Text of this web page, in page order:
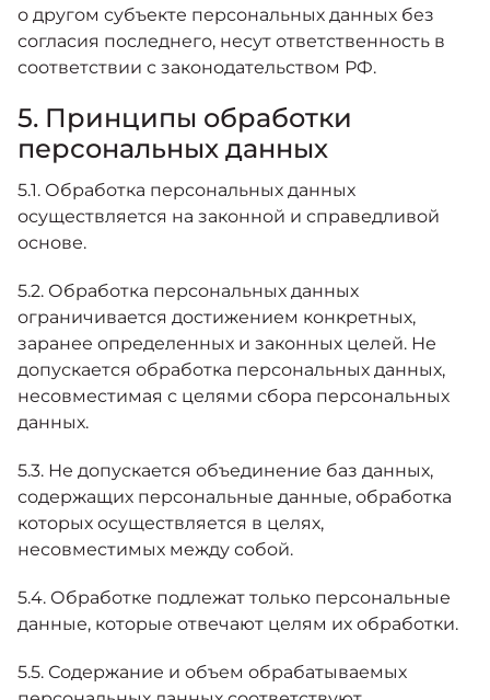
о другом субъекте персональных данных без
согласия последнего, несут ответственность в
соответствии с законодательством РФ.
5. Принципы обработки
персональных данных
5.1. Обработка персональных данных
осуществляется на законной и справедливой
основе.
5.2. Обработка персональных данных
ограничивается достижением конкретных,
заранее определенных и законных целей. Не
допускается обработка персональных данных,
несовместимая с целями сбора персональных
данных.
5.3. Не допускается объединение баз данных,
содержащих персональные данные, обработка
которых осуществляется в целях,
несовместимых между собой.
5.4. Обработке подлежат только персональные
данные, которые отвечают целям их обработки.
5.5. Содержание и объем обрабатываемых